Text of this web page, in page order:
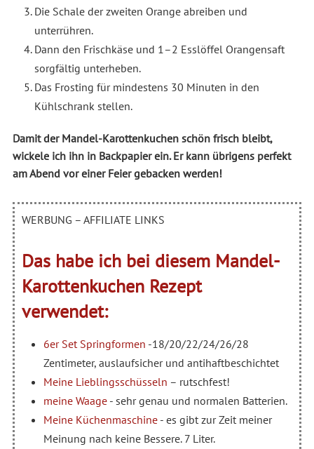
Die Schale der zweiten Orange abreiben und
unterrühren.
Dann den Frischkäse und 1–2 Esslöffel Orangensaft
sorgfältig unterheben.
Das Frosting für mindestens 30 Minuten in den
Kühlschrank stellen.
Damit der Mandel-Karottenkuchen schön frisch bleibt,
wickele ich ihn in Backpapier ein. Er kann übrigens perfekt
am Abend vor einer Feier gebacken werden!
WERBUNG – AFFILIATE LINKS
Das habe ich bei diesem Mandel-
Karottenkuchen Rezept
verwendet:
6er Set Springformen -18/20/22/24/26/28
Zentimeter, auslaufsicher und antihaftbeschichtet
Meine Lieblingsschüsseln – rutschfest!
meine Waage- sehr genau und normalen Batterien.
Meine Küchenmaschine- es gibt zur Zeit meiner
Meinung nach keine Bessere. 7 Liter.